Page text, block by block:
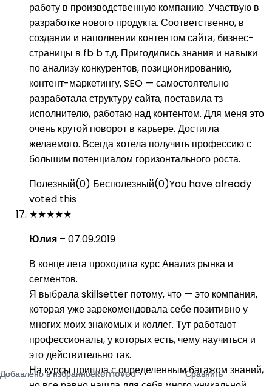
работу в производственную компанию. Участвую в
разработке нового продукта. Соответственно, в
создании и наполнении контентом сайта, бизнес-
страницы в fb b т.д. Пригодились знания и навыки
по анализу конкурентов, позиционированию,
контент-маркетингу, SEO — самостоятельно
разработала структуру сайта, поставила тз
исполнителю, работаю над контентом. Для меня это
очень крутой поворот в карьере. Достигла
желаемого. Всегда хотела получить профессию с
большим потенциалом горизонтального роста.
Полезный(0) Бесполезный(0)You have already
voted this
★★★★★
Юлия – 07.09.2019
В конце лета проходила курс Анализ рынка и
сегментов.
Я выбрала skillsetter потому, что — это компания,
которая уже зарекомендовала себе позитивно у
многих моих знакомых и коллег. Тут работают
профессионалы, у которых есть, чему научиться и
это действительно так.
На курсы пришла с определенным багажом знаний,
Добавлено в избранноеRemoved Сравнить
Добавлено в избранноеRemoved Сравнить
Добавлено в избранноеRemoved Сравнить